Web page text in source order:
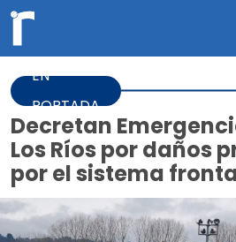
EN
PORTADA
Decretan
Los Ríos por daños
por el sistema